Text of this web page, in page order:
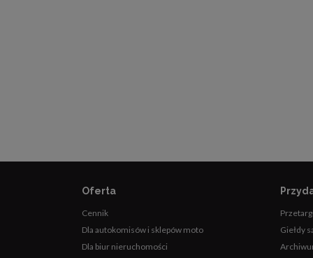
Oferta
Cennik
Dla autokomisów i sklepów moto
Dla biur nieruchomości
Giełdy